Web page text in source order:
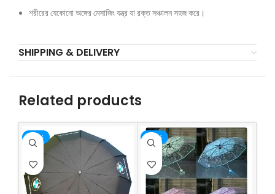
শরীরের যেকোনো অঙ্গের মেসাজিং যন্ত্র যা রক্ত সঞ্চালন সহজ করে।
SHIPPING & DELIVERY
Related products
-28% -39%